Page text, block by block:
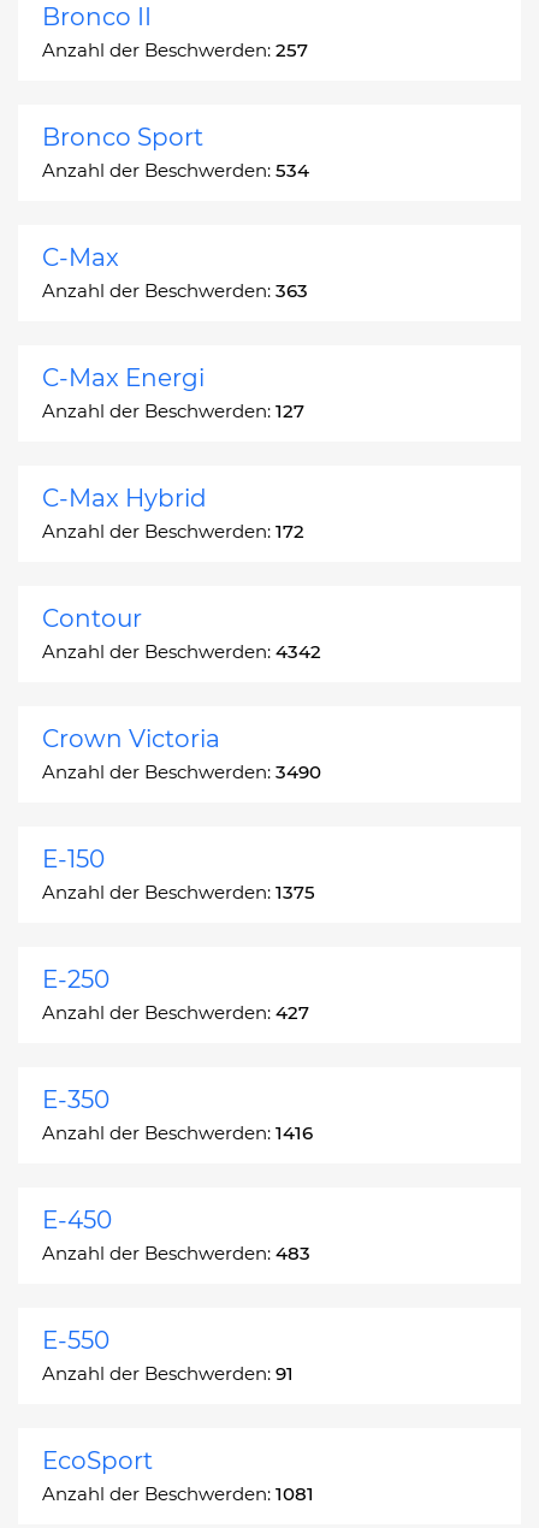
Bronco II
Anzahl der Beschwerden: 257
Bronco Sport
Anzahl der Beschwerden: 534
C-Max
Anzahl der Beschwerden: 363
C-Max Energi
Anzahl der Beschwerden: 127
C-Max Hybrid
Anzahl der Beschwerden: 172
Contour
Anzahl der Beschwerden: 4342
Crown Victoria
Anzahl der Beschwerden: 3490
E-150
Anzahl der Beschwerden: 1375
E-250
Anzahl der Beschwerden: 427
E-350
Anzahl der Beschwerden: 1416
E-450
Anzahl der Beschwerden: 483
E-550
Anzahl der Beschwerden: 91
EcoSport
Anzahl der Beschwerden: 1081